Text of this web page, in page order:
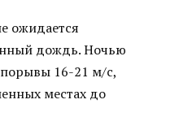
ожидается
дождь. Ночью
16-21 м/с,
местах до